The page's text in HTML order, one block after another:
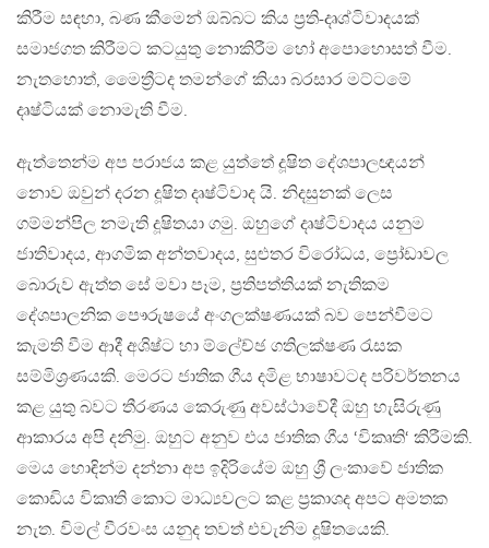
කිරීම සඳහා, බණ කීමෙන් ඔබ්බට කිය ප්‍රති-දෘශ්ටිවාදයක්
සමාජගත කිරීමට කටයුතු නොකිරීම හෝ අපොහොසත් වීම.
නැතහොත්, මෛත්‍රීටද තමන්ගේ කියා බරසාර මට්ටමේ
දෘෂ්ටියක් නොමැති වීම.
ඇත්තෙන්ම අප පරාජය කළ යුත්තේ දූෂිත දේශපාලඥයන්
නොව ඔවුන් දරන දූෂිත දෘෂ්ටිවාද යි. නිදසුනක් ලෙස
ගම්මන්පිල නමැති දූෂිතයා ගමු. ඔහුගේ දෘෂ්ටිවාදය යනුම
ජාතිවාදය, ආගමික අන්තවාදය, සුළුතර විරෝධය, ප්‍රෝඩාවල
බොරුව ඇත්ත සේ මවා පෑම, ප්‍රතිපත්තියක් නැතිකම
දේශපාලනික පෞරුෂයේ අංගලක්ෂණයක් බව පෙන්වීමට
කැමති වීම ආදී අශිෂ්ට හා ම්ලේච්ඡ ගතිලක්ෂණ රැසක
සම්මිශ්‍රණයකි. මෙරට ජාතික ගීය දමිළ භාෂාවටද පරිවර්තනය
කළ යුතු බවට තීරණය කෙරුණු අවස්ථාවේදී ඔහු හැසිරුණු
ආකාරය අපි දනිමු. ඔහුට අනුව එය ජාතික ගීය ‘විකෘති‘ කිරීමකි.
මෙය හොඳින්ම දන්නා අප ඉදිරියේම ඔහු ශ්‍රී ලංකාවේ ජාතික
කොඩිය විකෘති කොට මාධ්‍යවලට කළ ප්‍රකාශද අපට අමතක
නැත. විමල් වීරවංස යනුද තවත් එවැනිම දූෂිතයෙකි.